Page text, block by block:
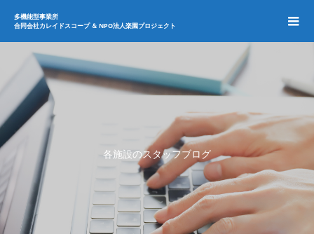
多機能型事業所
合同会社カレイドスコープ ＆ NPO法人楽園プロジェクト
各施設のスタッフブログ